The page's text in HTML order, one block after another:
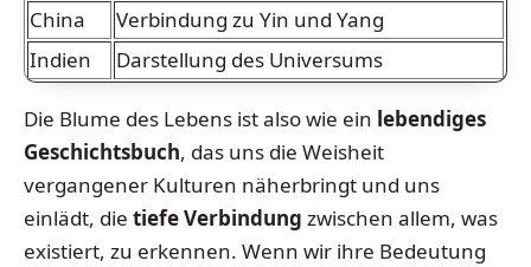
China
Verbindung zu Yin und Yang
Indien
Darstellung des Universums
Die Blume des Lebens ist also wie ein lebendiges
Geschichtsbuch, das uns die Weisheit
vergangener Kulturen näherbringt und uns
einlädt, die tiefe Verbindung zwischen allem, was
existiert, zu erkennen. Wenn wir ihre Bedeutung